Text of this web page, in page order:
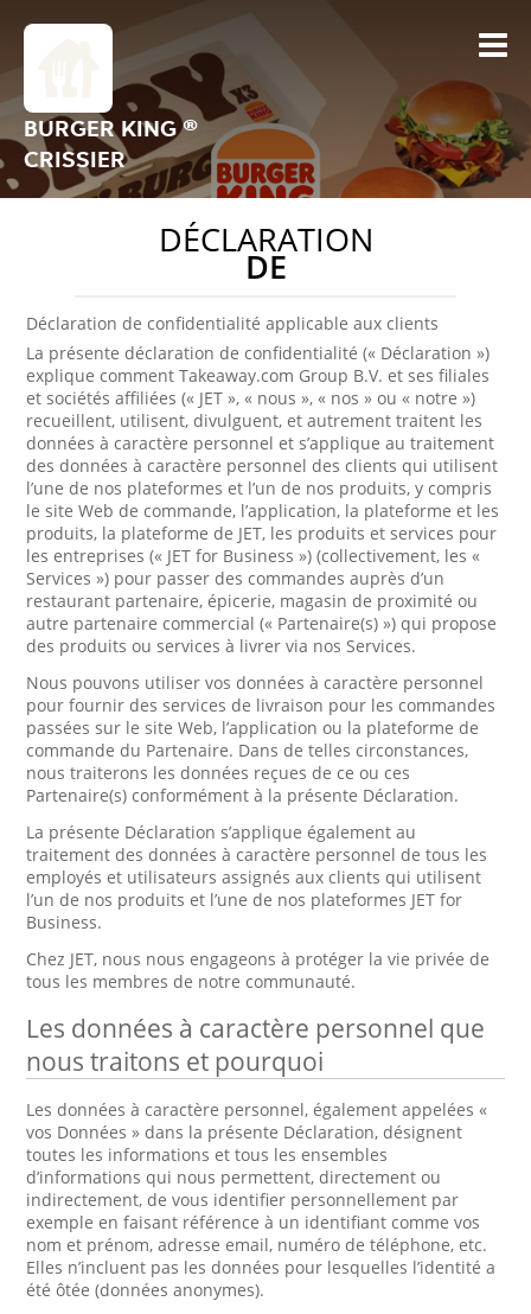
BURGER KING ®
CRISSIER
DÉCLARATION
DE
Déclaration de confidentialité applicable aux clients
La présente déclaration de confidentialité (« Déclaration »)
explique comment Takeaway.com Group B.V. et ses filiales
et sociétés affiliées (« JET », « nous », « nos » ou « notre »)
recueillent, utilisent, divulguent, et autrement traitent les
données à caractère personnel et s’applique au traitement
des données à caractère personnel des clients qui utilisent
l’une de nos plateformes et l’un de nos produits, y compris
le site Web de commande, l’application, la plateforme et les
produits, la plateforme de JET, les produits et services pour
les entreprises (« JET for Business ») (collectivement, les «
Services ») pour passer des commandes auprès d’un
restaurant partenaire, épicerie, magasin de proximité ou
autre partenaire commercial (« Partenaire(s) ») qui propose
des produits ou services à livrer via nos Services.
Nous pouvons utiliser vos données à caractère personnel
pour fournir des services de livraison pour les commandes
passées sur le site Web, l’application ou la plateforme de
commande du Partenaire. Dans de telles circonstances,
nous traiterons les données reçues de ce ou ces
Partenaire(s) conformément à la présente Déclaration.
La présente Déclaration s’applique également au
traitement des données à caractère personnel de tous les
employés et utilisateurs assignés aux clients qui utilisent
l’un de nos produits et l’une de nos plateformes JET for
Business.
Chez JET, nous nous engageons à protéger la vie privée de
tous les membres de notre communauté.
Les données à caractère personnel que
nous traitons et pourquoi
Les données à caractère personnel, également appelées «
vos Données » dans la présente Déclaration, désignent
toutes les informations et tous les ensembles
d’informations qui nous permettent, directement ou
indirectement, de vous identifier personnellement par
exemple en faisant référence à un identifiant comme vos
nom et prénom, adresse email, numéro de téléphone, etc.
Elles n’incluent pas les données pour lesquelles l’identité a
été ôtée (données anonymes).